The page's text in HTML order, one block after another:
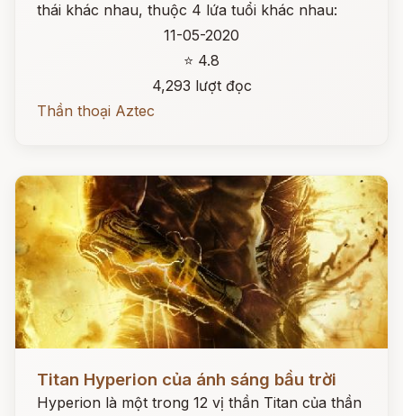
thái khác nhau, thuộc 4 lứa tuổi khác nhau:
11-05-2020
⭐ 4.8
4,293 lượt đọc
Thần thoại Aztec
Titan Hyperion của ánh sáng bầu trời
Hyperion là một trong 12 vị thần Titan của thần